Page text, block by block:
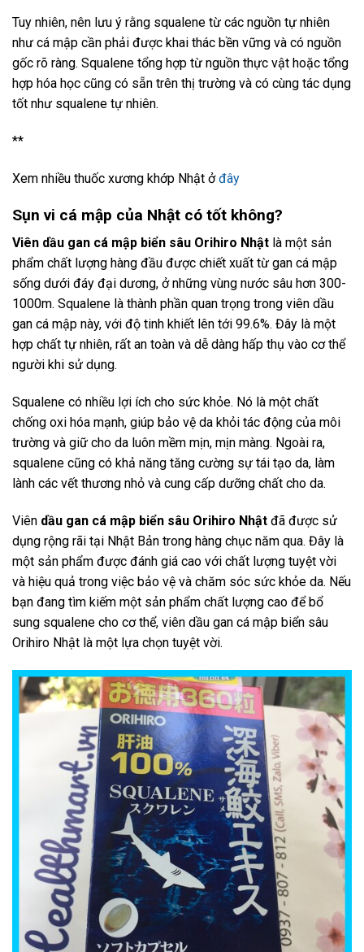
Tuy nhiên, nên lưu ý rằng squalene từ các nguồn tự nhiên
như cá mập cần phải được khai thác bền vững và có nguồn
gốc rõ ràng. Squalene tổng hợp từ nguồn thực vật hoặc tổng
hợp hóa học cũng có sẵn trên thị trường và có cùng tác dụng
tốt như squalene tự nhiên.
**
Xem nhiều thuốc xương khớp Nhật ởđây
Sụn vi cá mập của Nhật có tốt không?
Viên dầu gan cá mập biển sâu Orihiro Nhật là một sản
phẩm chất lượng hàng đầu được chiết xuất từ gan cá mập
sống dưới đáy đại dương, ở những vùng nước sâu hơn 300-
1000m. Squalene là thành phần quan trọng trong viên dầu
gan cá mập này, với độ tinh khiết lên tới 99.6%. Đây là một
hợp chất tự nhiên, rất an toàn và dễ dàng hấp thụ vào cơ thể
người khi sử dụng.
Squalene có nhiều lợi ích cho sức khỏe. Nó là một chất
chống oxi hóa mạnh, giúp bảo vệ da khỏi tác động của môi
trường và giữ cho da luôn mềm mịn, mịn màng. Ngoài ra,
squalene cũng có khả năng tăng cường sự tái tạo da, làm
lành các vết thương nhỏ và cung cấp dưỡng chất cho da.
Viên dầu gan cá mập biển sâu Orihiro Nhật đã được sử
dụng rộng rãi tại Nhật Bản trong hàng chục năm qua. Đây là
một sản phẩm được đánh giá cao với chất lượng tuyệt vời
và hiệu quả trong việc bảo vệ và chăm sóc sức khỏe da. Nếu
bạn đang tìm kiếm một sản phẩm chất lượng cao để bổ
sung squalene cho cơ thể, viên dầu gan cá mập biển sâu
Orihiro Nhật là một lựa chọn tuyệt vời.